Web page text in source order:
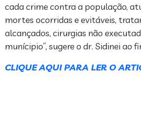
cada crime contra a população,
mortes ocorridas e evitáveis,
alcançados, cirurgias não
munícipio”, sugere o dr. Sidinei ao
CLIQUE AQUI PARA LER O